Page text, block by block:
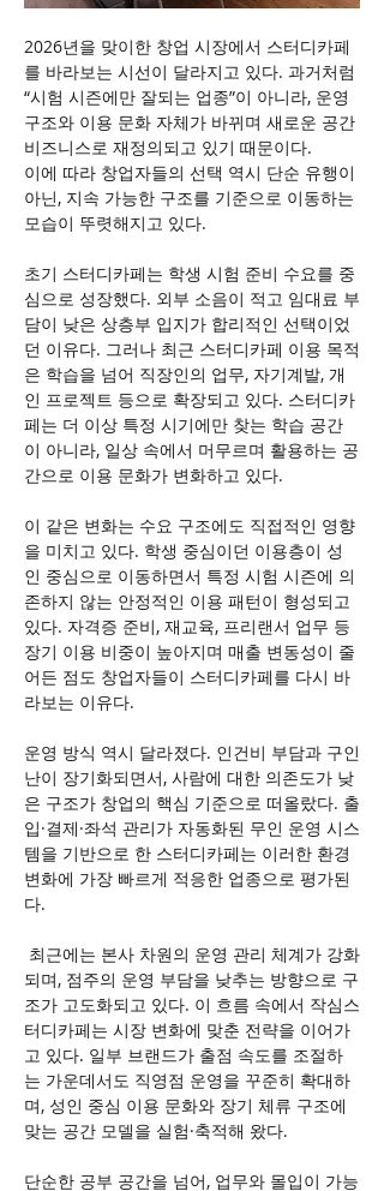
2026년을 맞이한 창업 시장에서 스터디카페
를 바라보는 시선이 달라지고 있다. 과거처럼
“시험 시즌에만 잘되는 업종”이 아니라, 운영
구조와 이용 문화 자체가 바뀌며 새로운 공간
비즈니스로 재정의되고 있기 때문이다.
이에 따라 창업자들의 선택 역시 단순 유행이
아닌, 지속 가능한 구조를 기준으로 이동하는
모습이 뚜렷해지고 있다.
초기 스터디카페는 학생 시험 준비 수요를 중
심으로 성장했다. 외부 소음이 적고 임대료 부
담이 낮은 상층부 입지가 합리적인 선택이었
던 이유다. 그러나 최근 스터디카페 이용 목적
은 학습을 넘어 직장인의 업무, 자기계발, 개
인 프로젝트 등으로 확장되고 있다. 스터디카
페는 더 이상 특정 시기에만 찾는 학습 공간
이 아니라, 일상 속에서 머무르며 활용하는 공
간으로 이용 문화가 변화하고 있다.
이 같은 변화는 수요 구조에도 직접적인 영향
을 미치고 있다. 학생 중심이던 이용층이 성
인 중심으로 이동하면서 특정 시험 시즌에 의
존하지 않는 안정적인 이용 패턴이 형성되고
있다. 자격증 준비, 재교육, 프리랜서 업무 등
장기 이용 비중이 높아지며 매출 변동성이 줄
어든 점도 창업자들이 스터디카페를 다시 바
라보는 이유다.
운영 방식 역시 달라졌다. 인건비 부담과 구인
난이 장기화되면서, 사람에 대한 의존도가 낮
은 구조가 창업의 핵심 기준으로 떠올랐다. 출
입·결제·좌석 관리가 자동화된 무인 운영 시스
템을 기반으로 한 스터디카페는 이러한 환경
변화에 가장 빠르게 적응한 업종으로 평가된
다.
되며, 점주의 운영 부담을 낮추는 방향으로 구
조가 고도화되고 있다. 이 흐름 속에서 작심스
터디카페는 시장 변화에 맞춘 전략을 이어가
고 있다. 일부 브랜드가 출점 속도를 조절하
는 가운데서도 직영점 운영을 꾸준히 확대하
며, 성인 중심 이용 문화와 장기 체류 구조에
맞는 공간 모델을 실험·축적해 왔다.
단순한 공부 공간을 넘어, 업무와 몰입이 가능